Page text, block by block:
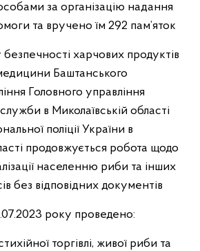
за організацію надання
та вручено їм 292 пам’яток
безпечності харчових продуктів
Баштанського
Головного управління
в Миколаївській області
поліції України в
продовжується робота щодо
населенню риби та інших
без відповідних документів
року проведено:
торгівлі, живої риби та